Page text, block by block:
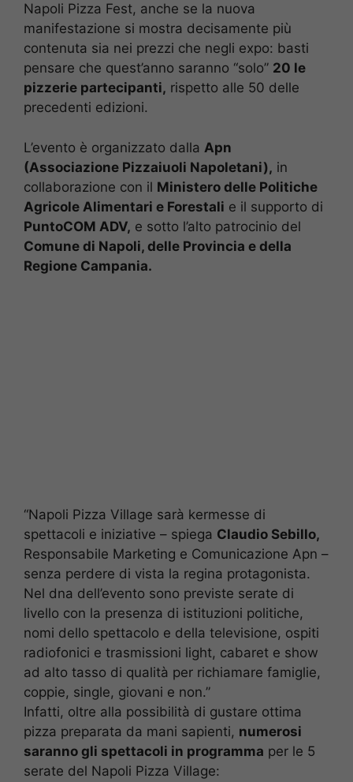
Napoli Pizza Fest, anche se la nuova
manifestazione si mostra decisamente più
contenuta sia nei prezzi che negli expo: basti
pensare che quest’anno saranno “solo” 20 le
pizzerie partecipanti, rispetto alle 50 delle
precedenti edizioni.
L’evento è organizzato dalla Apn
(Associazione Pizzaiuoli Napoletani), in
collaborazione con il Ministero delle Politiche
Agricole Alimentari e Forestali e il supporto di
PuntoCOM ADV, e sotto l’alto patrocinio del
Comune di Napoli, delle Provincia e della
Regione Campania.
“Napoli Pizza Village sarà kermesse di
spettacoli e iniziative – spiega Claudio Sebillo,
Responsabile Marketing e Comunicazione Apn –
senza perdere di vista la regina protagonista.
Nel dna dell’evento sono previste serate di
livello con la presenza di istituzioni politiche,
nomi dello spettacolo e della televisione, ospiti
radiofonici e trasmissioni light, cabaret e show
ad alto tasso di qualità per richiamare famiglie,
coppie, single, giovani e non.”
Infatti, oltre alla possibilità di gustare ottima
pizza preparata da mani sapienti, numerosi
saranno gli spettacoli in programma per le 5
serate del Napoli Pizza Village: